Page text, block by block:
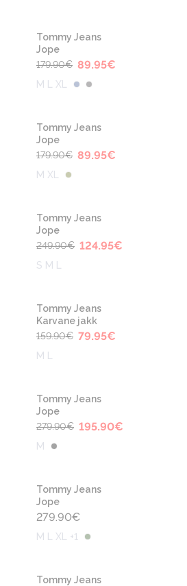
Tommy Jeans
Jope
179.90€ 89.95€
M L XL
Tommy Jeans
Jope
179.90€ 89.95€
M XL
Tommy Jeans
Jope
249.90€ 124.95€
S M L
Tommy Jeans
Karvane jakk
159.90€ 79.95€
M L
Tommy Jeans
Jope
279.90€ 195.90€
M
Tommy Jeans
Jope
279.90€
M L XL +1
Tommy Jeans